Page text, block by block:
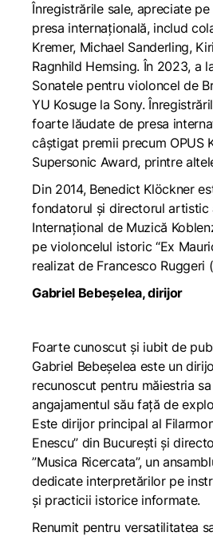
Înregistrările sale, apreciate
presa internațională, includ
Kremer, Michael Sanderling,
Ragnhild Hemsing. În 2023, a
Sonatele pentru violoncel de
YU Kosuge la Sony.
foarte lăudate de presa
câștigat premii precum OPUS
Supersonic Award, printre
Din 2014, Benedict Klöckner
fondatorul și directorul artistic
Internațional de Muzică
pe violoncelul istoric “Ex
realizat de Francesco Ruggeri
Gabriel Bebeșelea, dirijor
Foarte cunoscut și iubit de
Gabriel Bebeșelea este un
recunoscut pentru măiestria
angajamentul său față de
Este dirijor principal al
Enescu” din București și
”Musica Ricercata”, un
dedicate interpretărilor pe
și practicii istorice informate.
Renumit pentru versatilitatea